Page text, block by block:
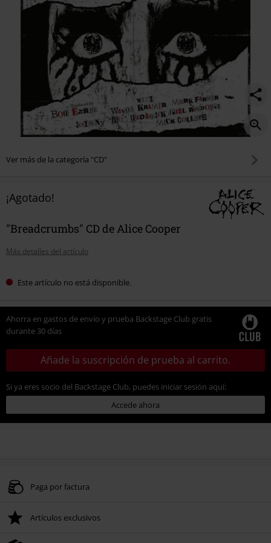
Ver más de la categoría "CD"
¡Agotado!
"Breadcrumbs" CD de Alice Cooper
Más detalles del artículo
Este artículo no está disponible.
Ahorra en gastos de envío y prueba Backstage Club gratis
durante 30 días
Añade la suscripción de prueba al carrito.
Si ya eres socio del Backstage Club, puedes iniciar sesión aquí:
Accede ahora
Paga por factura
Artículos exclusivos